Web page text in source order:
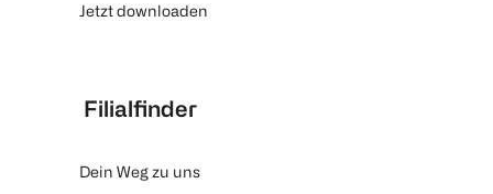
Jetzt downloaden
Filialfinder
Dein Weg zu uns